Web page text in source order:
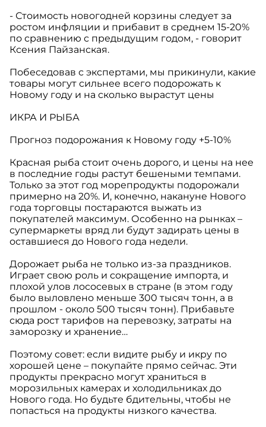
- Стоимость новогодней корзины следует за
ростом инфляции и прибавит в среднем 15-20%
по сравнению с предыдущим годом, - говорит
Ксения Пайзанская.
Побеседовав с экспертами, мы прикинули, какие
товары могут сильнее всего подорожать к
Новому году и на сколько вырастут цены
ИКРА И РЫБА
Прогноз подорожания к Новому году +5-10%
Красная рыба стоит очень дорого, и цены на нее
в последние годы растут бешеными темпами.
Только за этот год морепродукты подорожали
примерно на 20%. И, конечно, накануне Нового
года торговцы постараются выжать из
покупателей максимум. Особенно на рынках –
супермаркеты вряд ли будут задирать цены в
оставшиеся до Нового года недели.
Дорожает рыба не только из-за праздников.
Играет свою роль и сокращение импорта, и
плохой улов лососевых в стране (в этом году
было выловлено меньше 300 тысяч тонн, а в
прошлом - около 500 тысяч тонн). Прибавьте
сюда рост тарифов на перевозку, затраты на
заморозку и хранение…
Поэтому совет: если видите рыбу и икру по
хорошей цене – покупайте прямо сейчас. Эти
продукты прекрасно могут храниться в
морозильных камерах и холодильниках до
Нового года. Но будьте бдительны, чтобы не
попасться на продукты низкого качества.